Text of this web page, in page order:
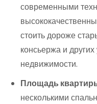
современными
стоить дороже
консьержа и
недвижимости.
Площадь
несколькими